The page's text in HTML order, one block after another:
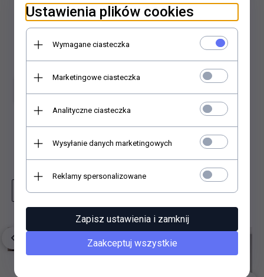
Producent: AQG
Zapytaj o produkt Wydrukuj stronę
Ustawienia plików cookies
Wymagane ciasteczka
Marketingowe ciasteczka
Analityczne ciasteczka
Wysyłanie danych marketingowych
Reklamy spersonalizowane
Zapisz ustawienia i zamknij
Zaakceptuj wszystkie